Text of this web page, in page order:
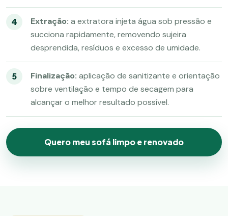
Extração: a extratora injeta água sob pressão e
succiona rapidamente, removendo sujeira
desprendida, resíduos e excesso de umidade.
Finalização: aplicação de sanitizante e orientação
sobre ventilação e tempo de secagem para
alcançar o melhor resultado possível.
Quero meu sofá limpo e renovado